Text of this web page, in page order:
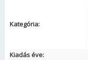
Kategória:
Kiadás éve: